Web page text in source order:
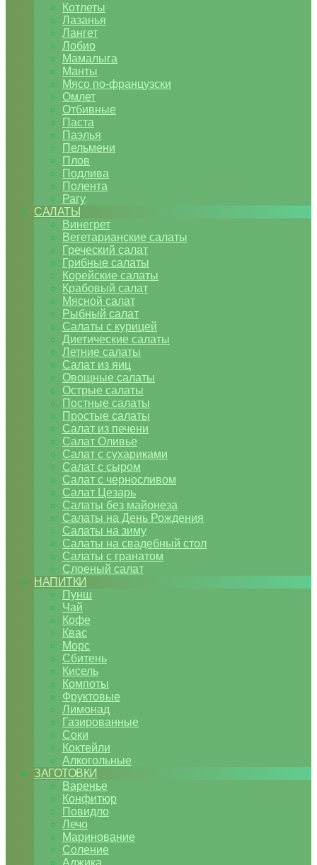
Котлеты
Лазанья
Лангет
Лобио
Мамалыга
Манты
Мясо по-французски
Омлет
Отбивные
Паста
Паэлья
Пельмени
Плов
Подлива
Полента
Рагу
САЛАТЫ
Винегрет
Вегетарианские салаты
Греческий салат
Грибные салаты
Корейские салаты
Крабовый салат
Мясной салат
Рыбный салат
Салаты с курицей
Диетические салаты
Летние салаты
Салат из яиц
Овощные салаты
Острые салаты
Постные салаты
Простые салаты
Салат из печени
Салат Оливье
Салат с сухариками
Салат с сыром
Салат с черносливом
Салат Цезарь
Салаты без майонеза
Салаты на День Рождения
Салаты на зиму
Салаты на свадебный стол
Салаты с гранатом
Слоеный салат
НАПИТКИ
Пунш
Чай
Кофе
Квас
Морс
Сбитень
Кисель
Компоты
Фруктовые
Лимонад
Газированные
Соки
Коктейли
Алкогольные
ЗАГОТОВКИ
Варенье
Конфитюр
Повидло
Лечо
Маринование
Соление
Аджика